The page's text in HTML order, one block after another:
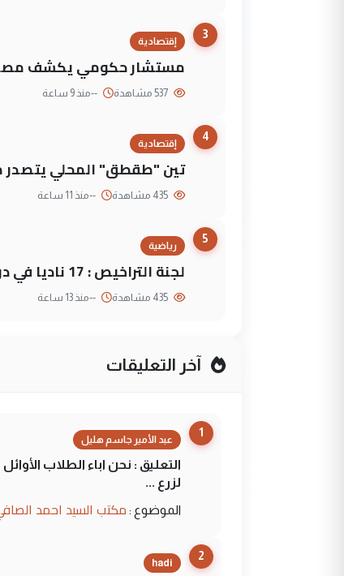
3
إقتصادية
مستشار حكومي يكشف
--منذ 9 ساعة
4
إقتصادية
تين "طقطق" المحلي يتصدر
--منذ 11 ساعة
5
رياضية
لجنة التراخيص : 17 ناديا في دوري نجوم العراق و3 فرق خارج الضوابط
--منذ 13 ساعة
آخر التعليقات
1
عبد الأمير جاسم هليل
التعليق : نحن اباء الطلاب
لزرع ...
الموضوع : مكتب السيد احمد
2
hadi